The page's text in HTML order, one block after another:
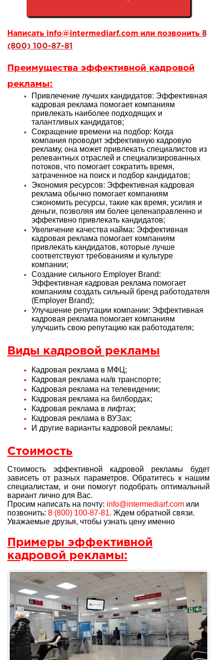
Написать info@intermediarf.com или позвонить 8
(800) 100-87-81
Преимущества эффективной кадровой
рекламы:
Привлечение лучших кандидатов: Эффективная
кадровая реклама помогает компаниям
привлекать наиболее подходящих и
талантливых кандидатов;
Сокращение времени на подбор: Когда
компания проводит эффективную кадровую
рекламу, она может привлекать специалистов из
релевантных отраслей и специализированных
потоков, что помогает сократить время,
затраченное на поиск и подбор кандидатов;
Экономия ресурсов: Эффективная кадровая
реклама обычно помогает компаниям
сэкономить ресурсы, такие как время, усилия и
деньги, позволяя им более целенаправленно и
эффективно привлекать кандидатов;
Увеличение качества найма: Эффективная
кадровая реклама помогает компаниям
привлекать кандидатов, которые лучше
соответствуют требованиям и культуре
компании;
Создание сильного Employer Brand:
Эффективная кадровая реклама помогает
компаниям создать сильный бренд работодателя
(Employer Brand);
Улучшение репутации компании: Эффективная
кадровая реклама помогает компаниям
улучшить свою репутацию как работодателя;
Виды кадровой рекламы
Кадровая реклама в МФЦ;
Кадровая реклама на/в транспорте;
Кадровая реклама на телевидении;
Кадровая реклама на билбордах;
Кадровая реклама в лифтах;
Кадровая реклама в ВУЗах;
И другие варианты кадровой рекламы;
Стоимость
Стоимость эффективной кадровой рекламы будет
зависеть от разных параметров. Обратитесь к нашим
специалистам, и они помогут подобрать оптимальный
вариант лично для Вас.
Просим написать на почту: info@intermediarf.com или
позвонить: 8 (800) 100-87-81. Ждем обратной связи.
Уважаемые друзья, чтобы узнать цену именно
Примеры эффективной
кадровой рекламы: